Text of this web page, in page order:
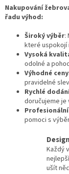
Nakupování
řadu výhod:
Široký výběr:
které uspokojí
Vysoká
odolné a
Výhodné ceny
pravidelné
Rychlé
doručujeme je
pomoci s
Každý
ušít